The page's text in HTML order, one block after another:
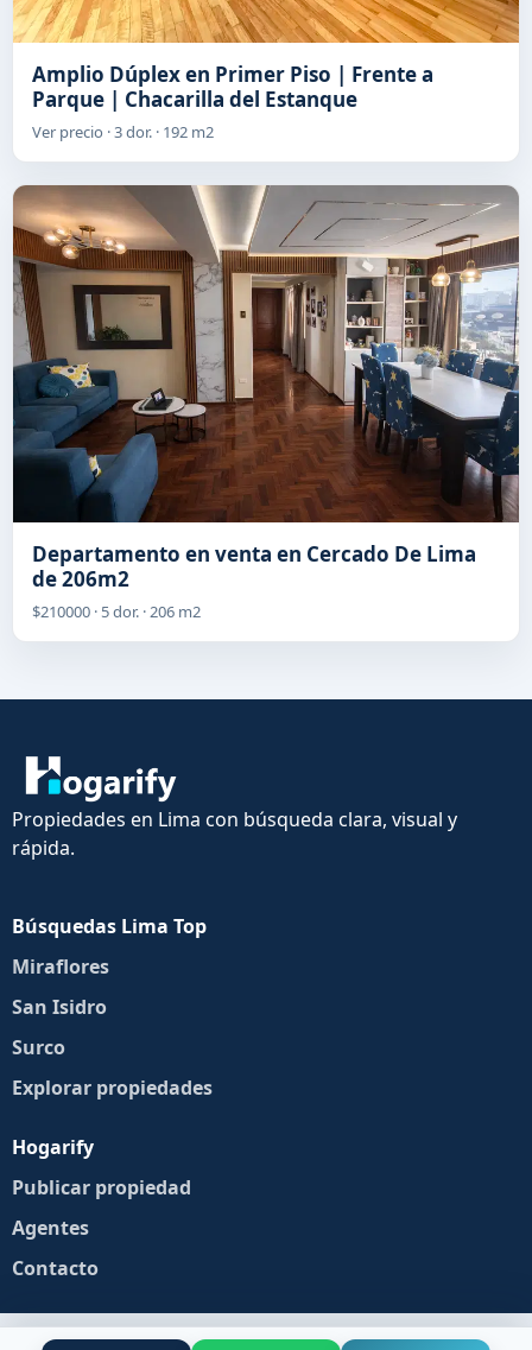
Amplio Dúplex en Primer Piso | Frente a
Parque | Chacarilla del Estanque
Ver precio · 3 dor. · 192 m2
Departamento en venta en Cercado De Lima
de 206m2
$210000 · 5 dor. · 206 m2
Propiedades en Lima con búsqueda clara, visual y
rápida.
Búsquedas Lima Top
Miraflores
San Isidro
Surco
Explorar propiedades
Hogarify
Publicar propiedad
Agentes
Contacto